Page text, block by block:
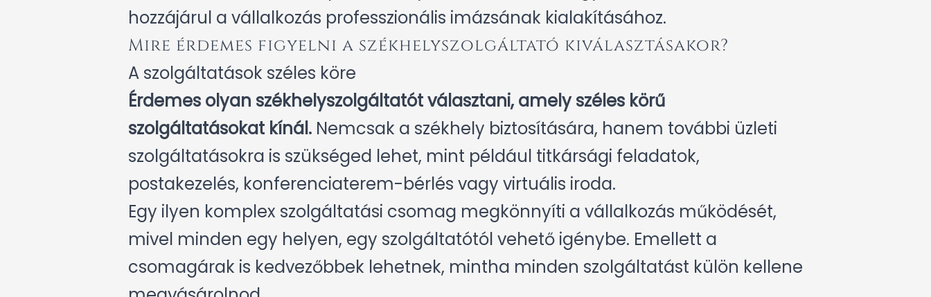
hozzájárul a vállalkozás professzionális imázsának kialakításához.
Mire érdemes figyelni a székhelyszolgáltató kiválasztásakor?
A szolgáltatások széles köre
Érdemes olyan székhelyszolgáltatót választani, amely széles körű
szolgáltatásokat kínál.Nemcsak a székhely biztosítására, hanem további üzleti
szolgáltatásokra is szükséged lehet, mint például titkársági feladatok,
postakezelés, konferenciaterem-bérlés vagy virtuális iroda.
Egy ilyen komplex szolgáltatási csomag megkönnyíti a vállalkozás működését,
mivel minden egy helyen, egy szolgáltatótól vehető igénybe. Emellett a
csomagárak is kedvezőbbek lehetnek, mintha minden szolgáltatást külön kellene